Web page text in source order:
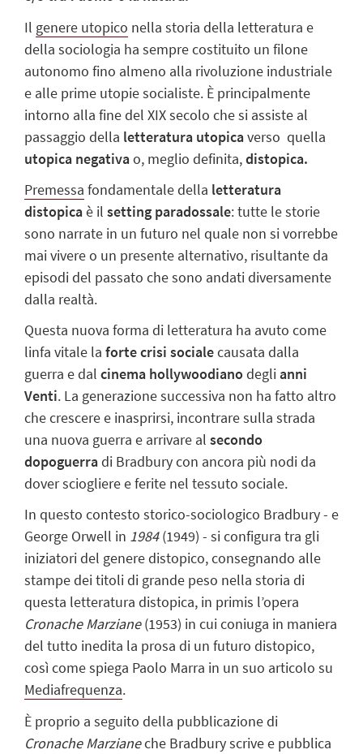
Il genere utopico nella storia della letteratura e
della sociologia ha sempre costituito un filone
autonomo fino almeno alla rivoluzione industriale
e alle prime utopie socialiste. È principalmente
intorno alla fine del XIX secolo che si assiste al
passaggio della letteratura utopicaverso quella
utopica negativao, meglio definita,distopica.
Premessa fondamentale della letteratura
distopicaè il setting paradossale: tutte le storie
sono narrate in un futuro nel quale non si vorrebbe
mai vivere o un presente alternativo, risultante da
episodi del passato che sono andati diversamente
dalla realtà.
Questa nuova forma di letteratura ha avuto come
linfa vitale la forte crisi socialecausata dalla
guerra e dal cinema hollywoodianodeglianni
Venti. La generazione successiva non ha fatto altro
che crescere e inasprirsi, incontrare sulla strada
una nuova guerra e arrivare al secondo
dopoguerradi Bradbury con ancora più nodi da
dover sciogliere e ferite nel tessuto sociale.
In questo contesto storico-sociologico Bradbury - e
George Orwell in 1984(1949) - si configura tra gli
iniziatori del genere distopico, consegnando alle
stampe dei titoli di grande peso nella storia di
questa letteratura distopica, in primis l’opera
Cronache Marziane(1953) in cui coniuga in maniera
del tutto inedita la prosa di un futuro distopico,
così come spiega Paolo Marra in un suo articolo su
Mediafrequenza.
È proprio a seguito della pubblicazione di
Cronache Marzianeche Bradbury scrive e pubblica